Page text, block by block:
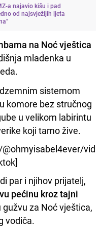
a najavio kišu i pad
od najsvježijih ljeta
na Noć vještica
mladenka u
sistemom
komore bez stručnog
u velikom labirintu
koji tamo žive.
vid
par i njihov prijatelj,
pećinu kroz tajni
za Noć vještica,
vodiča.